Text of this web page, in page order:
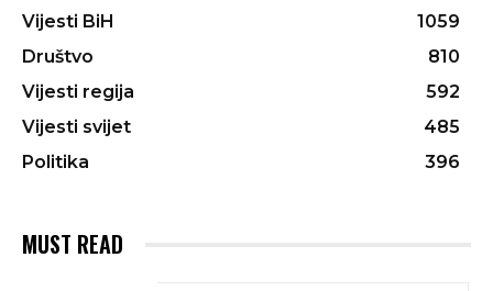
Vijesti BiH
1059
Društvo
810
Vijesti regija
592
Vijesti svijet
485
Politika
396
MUST READ